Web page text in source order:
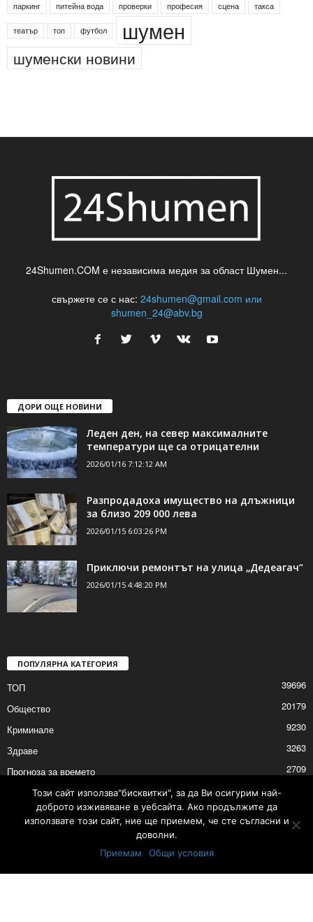
паркинг питейна вода проверки професия сцена такса
театър топ футбол шумен
шуменски новини
24Shumen.COM е независима медия за област Шумен...
свържете се с нас: 24shumen@gmail.com или
shumen_24@abv.bg
ДОРИ ОЩЕ НОВИНИ
Леден ден, на север максималните
температури ще са отрицателни
2026/01/16 7:12:12 AM
Разпродадоха имущество на длъжници
за близо 209 000 лева
2026/01/15 6:03:26 PM
Приключи ремонтът на улица „Дедеагач“
2026/01/15 4:48:20 PM
ПОПУЛЯРНА КАТЕГОРИЯ
ТОП
39696
Общество
20179
Криминале
9230
Здраве
3263
Прогноза за времето
2709
Политика
Култура
Този сайт използва"бисквитки", за да Ви осигурим най-
доброто изживяване в уебсайта. Ако продължите да
използвате този сайт, ние ще приемем, че сте съгласни и
доволни.
Приемам
Общи условия